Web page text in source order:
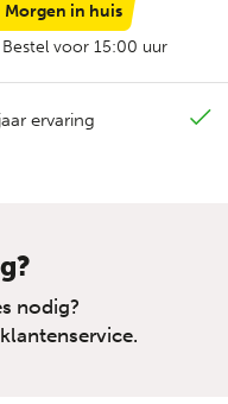
Morgen in huis
Bestel voor 15:00 uur
ervaring
nodig?